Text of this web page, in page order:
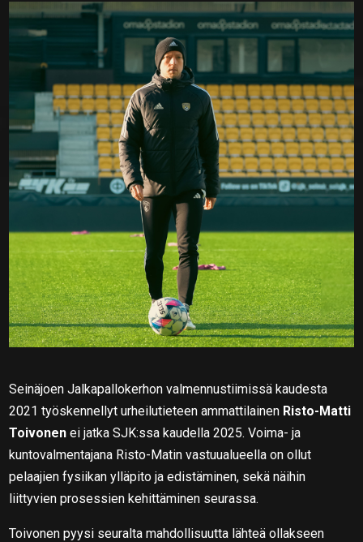
Seinäjoen Jalkapallokerhon valmennustiimissä kaudesta
2021 työskennellyt urheilutieteen ammattilainen Risto-Matti
Toivonen ei jatka SJK:ssa kaudella 2025. Voima- ja
kuntovalmentajana Risto-Matin vastuualueella on ollut
pelaajien fysiikan ylläpito ja edistäminen, sekä näihin
liittyvien prosessien kehittäminen seurassa.
Toivonen pyysi seuralta mahdollisuutta lähteä ollakseen